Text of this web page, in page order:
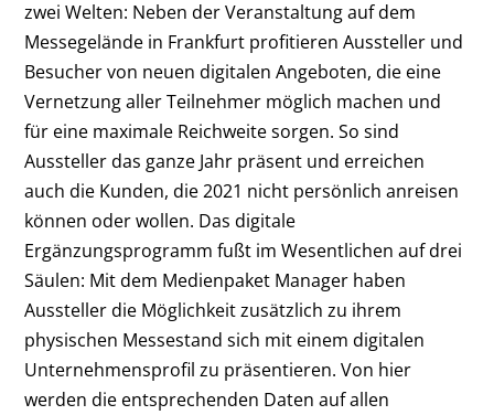
zwei Welten: Neben der Veranstaltung auf dem
Messegelände in Frankfurt profitieren Aussteller und
Besucher von neuen digitalen Angeboten, die eine
Vernetzung aller Teilnehmer möglich machen und
für eine maximale Reichweite sorgen. So sind
Aussteller das ganze Jahr präsent und erreichen
auch die Kunden, die 2021 nicht persönlich anreisen
können oder wollen. Das digitale
Ergänzungsprogramm fußt im Wesentlichen auf drei
Säulen: Mit dem Medienpaket Manager haben
Aussteller die Möglichkeit zusätzlich zu ihrem
physischen Messestand sich mit einem digitalen
Unternehmensprofil zu präsentieren. Von hier
werden die entsprechenden Daten auf allen